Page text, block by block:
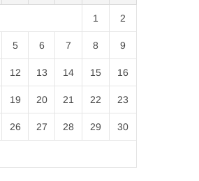
1 2
5 6 7 8 9
12 13 14 15 16
19 20 21 22 23
26 27 28 29 30